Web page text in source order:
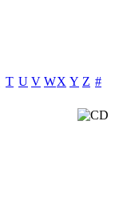
T U V WX Y Z #